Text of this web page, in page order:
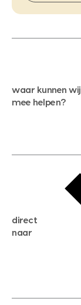
waar kunnen wij
mee helpen?
gratis
huis
huis kopen
direct
naar